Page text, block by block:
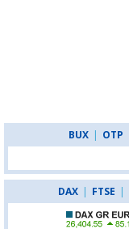
BUX | OTP
DAX | FTSE |